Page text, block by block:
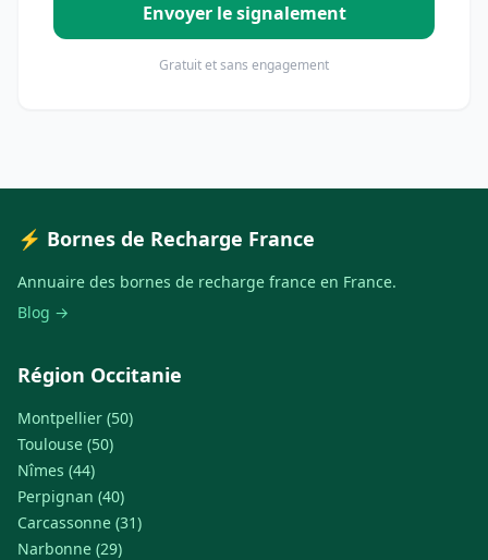
Envoyer le signalement
Gratuit et sans engagement
⚡ Bornes de Recharge France
Annuaire des bornes de recharge france en France.
Blog →
Région Occitanie
Montpellier (50)
Toulouse (50)
Nîmes (44)
Perpignan (40)
Carcassonne (31)
Narbonne (29)